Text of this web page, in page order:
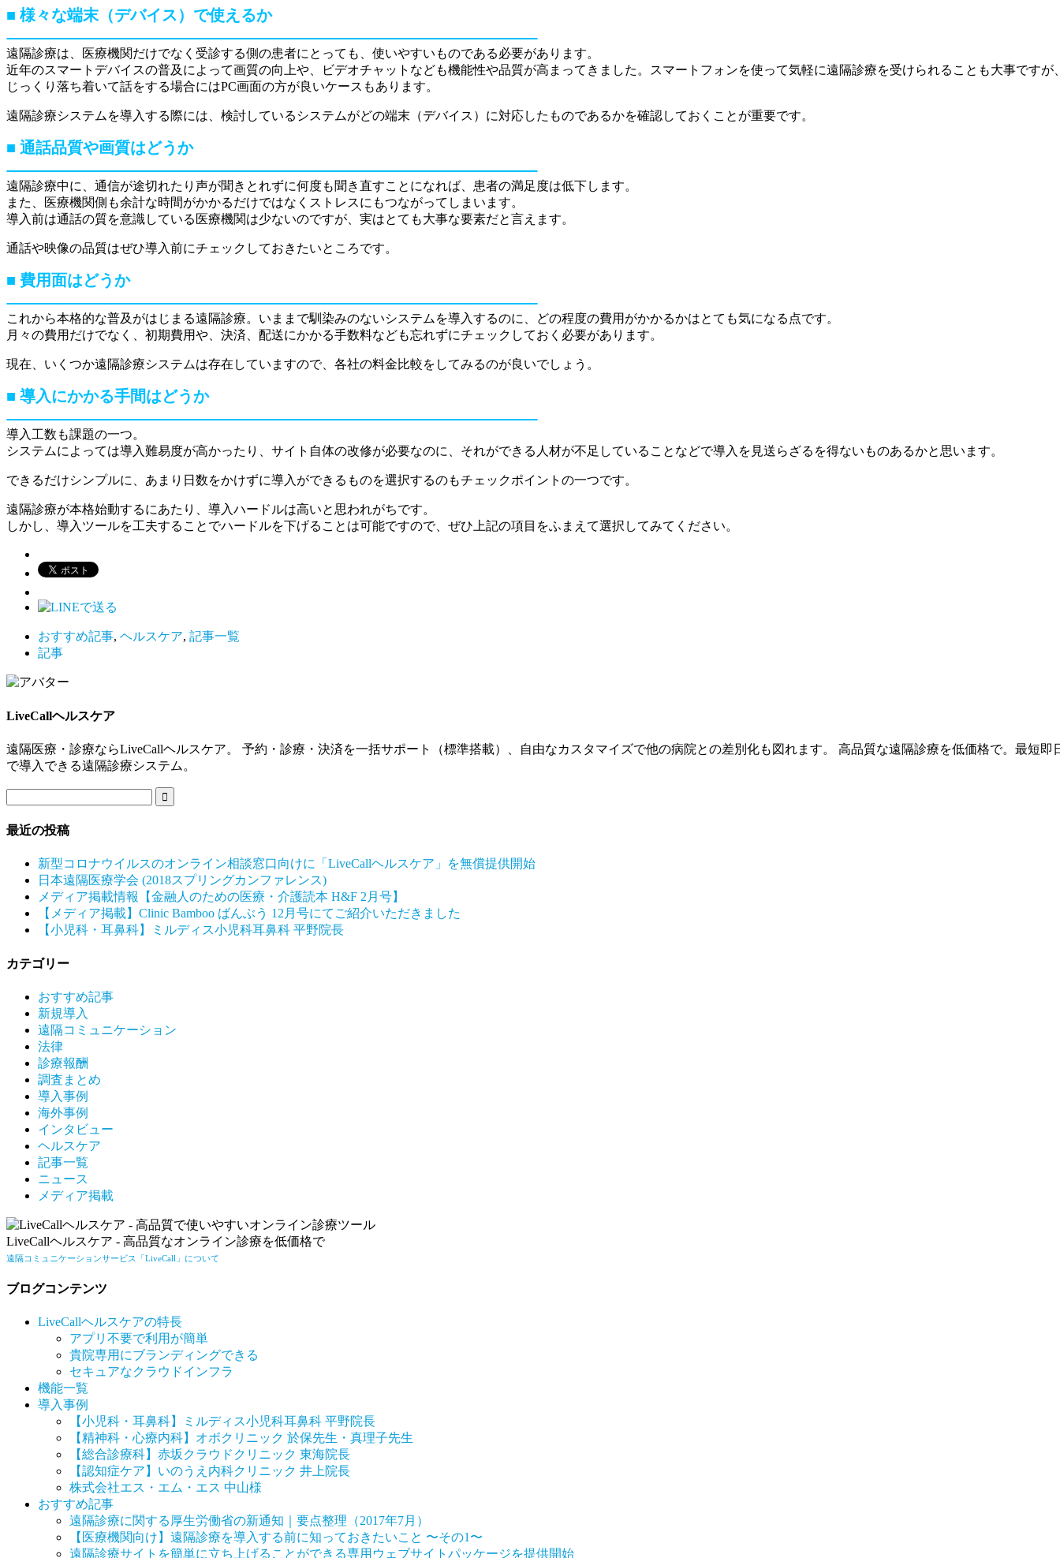
様々な端末（デバイス）で使えるか
遠隔診療は、医療機関だけでなく受診する側の患者にとっても、使いやすいものである必要があります。
近年のスマートデバイスの普及によって画質の向上や、ビデオチャットなども機能性や品質が高まってきました。スマートフォンを使って気軽に遠隔診療を受けられることも大事ですが
じっくり落ち着いて話をする場合にはPC画面の方が良いケースもあります。
遠隔診療システムを導入する際には、検討しているシステムがどの端末（デバイス）に対応したものであるかを確認しておくことが重要です。
通話品質や画質はどうか
遠隔診療中に、通信が途切れたり声が聞きとれずに何度も聞き直すことになれば、患者の満足度は低下します。
また、医療機関側も余計な時間がかかるだけではなくストレスにもつながってしまいます。
導入前は通話の質を意識している医療機関は少ないのですが、実はとても大事な要素だと言えます。
通話や映像の品質はぜひ導入前にチェックしておきたいところです。
費用面はどうか
これから本格的な普及がはじまる遠隔診療。いままで馴染みのないシステムを導入するのに、どの程度の費用がかかるかはとても気になる点です。
月々の費用だけでなく、初期費用や、決済、配送にかかる手数料なども忘れずにチェックしておく必要があります。
現在、いくつか遠隔診療システムは存在していますので、各社の料金比較をしてみるのが良いでしょう。
導入にかかる手間はどうか
導入工数も課題の一つ。
システムによっては導入難易度が高かったり、サイト自体の改修が必要なのに、それができる人材が不足していることなどで導入を見送らざるを得ないものあるかと思います。
できるだけシンプルに、あまり日数をかけずに導入ができるものを選択するのもチェックポイントの一つです。
遠隔診療が本格始動するにあたり、導入ハードルは高いと思われがちです。
しかし、導入ツールを工夫することでハードルを下げることは可能ですので、ぜひ上記の項目をふまえて選択してみてください。
おすすめ記事, ヘルスケア, 記事一覧
記事
LiveCallヘルスケア
遠隔医療・診療ならLiveCallヘルスケア。 予約・診療・決済を一括サポート（標準搭載）、自由なカスタマイズで他の病院との差別化も図れます。 高品質な遠隔診療を低価格で。最短即
で導入できる遠隔診療システム。

最近の投稿
新型コロナウイルスのオンライン相談窓口向けに「LiveCallヘルスケア」を無償提供開始
日本遠隔医療学会 (2018スプリングカンファレンス)
メディア掲載情報【金融人のための医療・介護読本 H&F 2月号】
【メディア掲載】Clinic Bamboo ばんぶう 12月号にてご紹介いただきました
【小児科・耳鼻科】ミルディス小児科耳鼻科 平野院長
カテゴリー
おすすめ記事
新規導入
遠隔コミュニケーション
法律
診療報酬
調査まとめ
導入事例
海外事例
インタビュー
ヘルスケア
記事一覧
ニュース
メディア掲載
LiveCallヘルスケア - 高品質なオンライン診療を低価格で
遠隔コミュニケーションサービス「LiveCall」について
ブログコンテンツ
LiveCallヘルスケアの特長
アプリ不要で利用が簡単
貴院専用にブランディングできる
セキュアなクラウドインフラ
機能一覧
導入事例
【小児科・耳鼻科】ミルディス小児科耳鼻科 平野院長
【精神科・心療内科】オボクリニック 於保先生・真理子先生
【総合診療科】赤坂クラウドクリニック 東海院長
【認知症ケア】いのうえ内科クリニック 井上院長
株式会社エス・エム・エス 中山様
おすすめ記事
遠隔診療に関する厚生労働省の新通知｜要点整理（2017年7月）
【医療機関向け】遠隔診療を導入する前に知っておきたいこと 〜その1〜
遠隔診療サイトを簡単に立ち上げることができる専用ウェブサイトパッケージを提供開始